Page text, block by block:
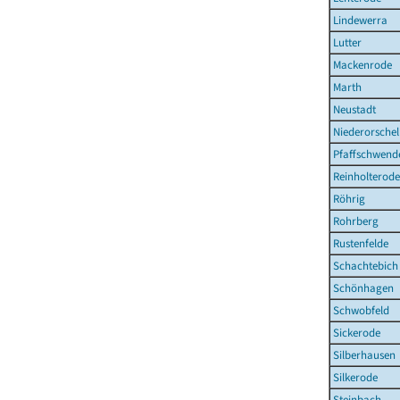
Lindewerra
Lutter
Mackenrode
Marth
Neustadt
Niederorschel
Reinholterode
Röhrig
Rohrberg
Rustenfelde
Schachtebich
Schönhagen
Schwobfeld
Sickerode
Silberhausen
Silkerode